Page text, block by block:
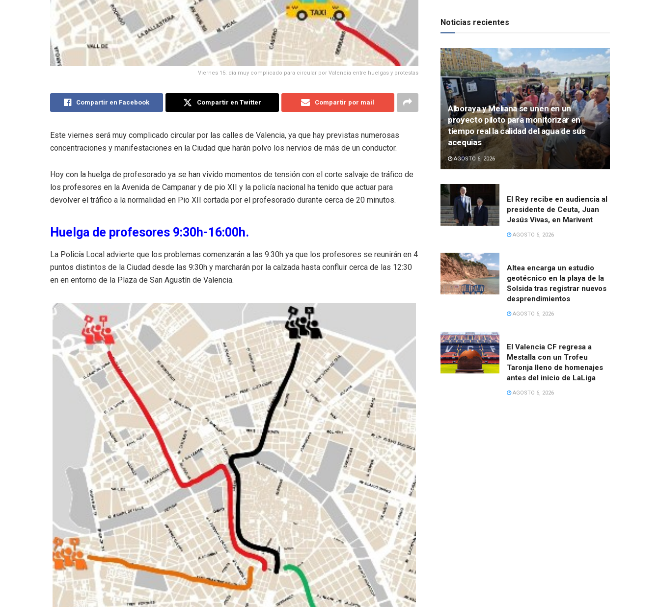
Viernes 15: día muy complicado para circular por Valencia entre huelgas y protestas
Compartir en Facebook Compartir en Twitter Compartir por mail
Este viernes será muy complicado circular por las calles de Valencia, ya que hay previstas numerosas
concentraciones y manifestaciones en la Ciudad que harán polvo los nervios de más de un conductor.
Hoy con la huelga de profesorado ya se han vivido momentos de tensión con el corte salvaje de tráfico de
los profesores en la Avenida de Campanar y de pio XII y la policía nacional ha tenido que actuar para
devolver el tráfico a la normalidad en Pio XII cortada por el profesorado durante cerca de 20 minutos.
Huelga de profesores 9:30h-16:00h.
La Policía Local advierte que los problemas comenzarán a las 9.30h ya que los profesores se reunirán en 4
puntos distintos de la Ciudad desde las 9:30h y marcharán por la calzada hasta confluir cerca de las 12:30
en en entorno de la Plaza de San Agustín de Valencia.
Noticias recientes
Alboraya y Meliana se unen en un
proyecto piloto para monitorizar en
tiempo real la calidad del agua de sus
acequias
AGOSTO 6, 2026
El Rey recibe en audiencia al
presidente de Ceuta, Juan
Jesús Vivas, en Marivent
AGOSTO 6, 2026
Altea encarga un estudio
geotécnico en la playa de la
Solsida tras registrar nuevos
desprendimientos
AGOSTO 6, 2026
El Valencia CF regresa a
Mestalla con un Trofeu
Taronja lleno de homenajes
antes del inicio de LaLiga
AGOSTO 6, 2026